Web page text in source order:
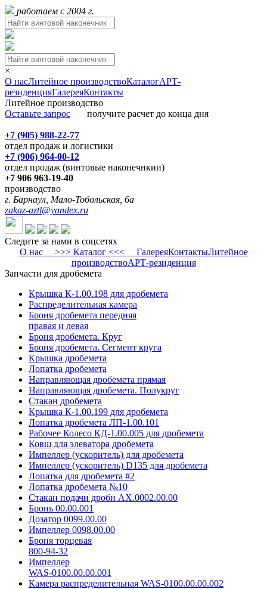
работаем с 2004 г.
×
О насЛитейное производствоКаталогАРТ-
резиденцияГалереяКонтакты
Литейное производство
Оставьте запрос получите расчет до конца дня
+7 (905) 988-22-77
отдел продаж и логистики
+7 (906) 964-00-12
отдел продаж (винтовые наконечнкии)
+7 906 963-19-40
производство
г. Барнаул, Мало-Тобольская, 6а
zakaz-aztl@yandex.ru
Следите за нами в соцсетях
О нас>>> Каталог <<< ГалереяКонтактыЛитейное
производствоАРТ-резиденция
Запчасти для дробемета
Крышка К-1.00.198 для дробемета
Распределительная камера
Броня дробемета передняя
правая и левая
Броня дробемета. Круг
Броня дробемета. Сегмент круга
Крышка дробемета
Лопатка дробемета
Направляющая дробемета прямая
Направляющая дробемета. Полукруг
Стакан дробемета
Крышка К-1.00.199 для дробемета
Лопатка дробемета ЛП-1.00.101
Рабочее Колесо КД-1.00.005 для дробемета
Ковш для элеватора дробемета
Импеллер (ускоритель) для дробемета
Импеллер (ускоритель) D135 для дробемета
Лопатка для дробемета #2
Лопатка дробемета №10
Стакан подачи дроби АХ.0002.00.00
Бронь 00.00.001
Дозатор 0099.00.00
Импеллер 0098.00.00
Броня торцевая
800-94-32
Импеллер
WAS-0100.00.00.001
Камера распределительная WAS-0100.00.00.002